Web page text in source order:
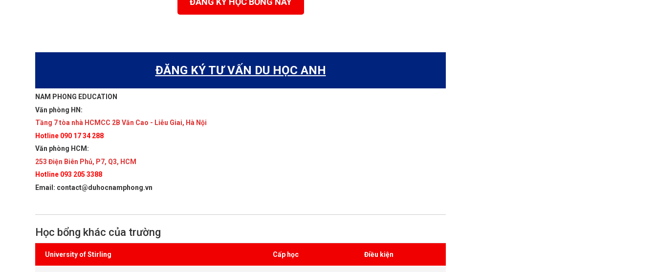
ĐĂNG KÝ TƯ VẤN DU HỌC ANH
NAM PHONG EDUCATION
Văn phòng HN:
Tầng 7 tòa nhà HCMCC 2B Văn Cao - Liễu Giai, Hà Nội
Hotline 090 17 34 288
Văn phòng HCM:
253 Điện Biên Phủ, P7, Q3, HCM
Hotline 093 205 3388
Email: contact@duhocnamphong.vn
Học bổng khác của trường
University of Stirling Cấp học Điều kiện